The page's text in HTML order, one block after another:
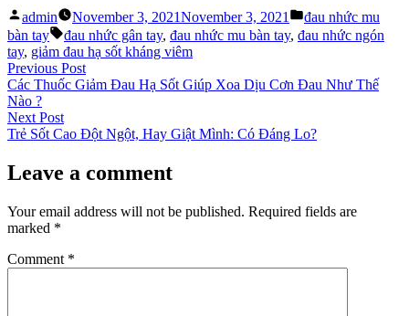
Posted
by
admin November 3, 2021November 3, 2021
Posted
in
đau nhức mu
bàn tay
Tags:
đau nhức gân tay, đau nhức mu bàn tay, đau nhức ngón
tay, giảm đau hạ sốt kháng viêm
Post
navigation
Previous PostPrevious
post:
Các Thuốc Giảm Đau Hạ Sốt Giúp Xoa Dịu Cơn Đau Như Thế
Nào ?
Next PostNext
post:
Trẻ Sốt Cao Đột Ngột, Hay Giật Mình: Có Đáng Lo?
Leave a comment
Your email address will not be published. Required fields are
marked *
Comment *